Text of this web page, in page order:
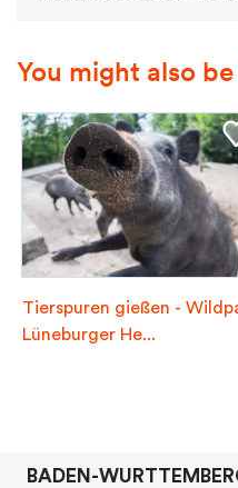
You might also
Tierspuren gießen -
Lüneburger He...
BADEN-